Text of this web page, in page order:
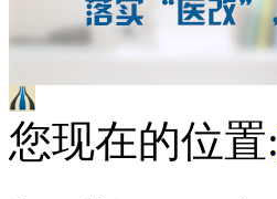
您现在的位置: